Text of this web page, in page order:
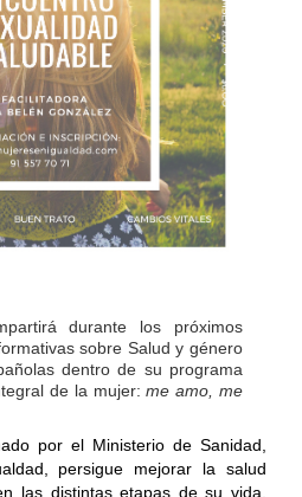
durante los próximos
sobre Salud y género
dentro de su programa
de la mujer:me amo, me
por el Ministerio de Sanidad,
persigue mejorar la salud
las distintas etapas de su vida,